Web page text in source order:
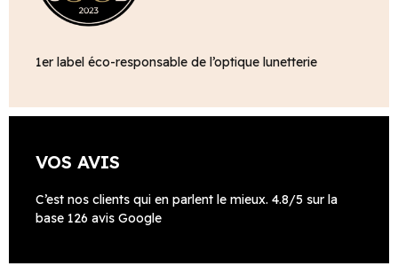
1er label éco-responsable de l’optique lunetterie
VOS AVIS
C’est nos clients qui en parlent le mieux. 4.8/5 sur la
base 126 avis Google